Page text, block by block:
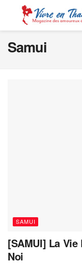
Samui
SAMUI
[SAMUI] La
Noi